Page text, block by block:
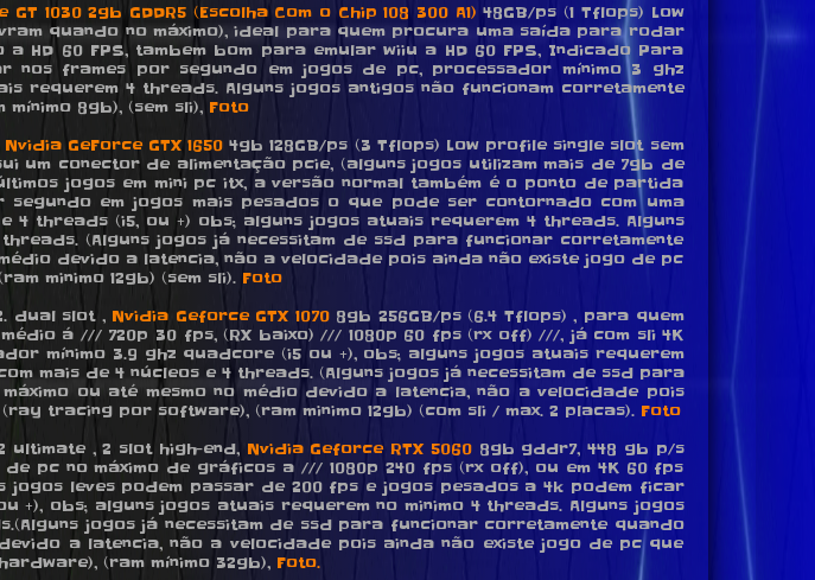
GT 1030 2gb GDDR5 (Escolha Com o Chip 108 300 A1) 48GB/ps (1 Tflops) Low
quando no máximo), ideal para quem procura uma saída para rodar
60 FPS, tambem bom para emular wiiu a HD 60 FPS, Indicado Para
nos frames por segundo em jogos de pc, processador mínimo 3 ghz
requerem 4 threads. Alguns jogos antigos não funcionam corretamente
8gb), (sem sli), Foto
Nvidia GeForce GTX 1650 4gb 128GB/ps (3 Tflops) Low profile single slot sem
um conector de alimentação pcie, (alguns jogos utilizam mais de 7gb de
jogos em mini pc itx, a versão normal também é o ponto de partida
em jogos mais pesados o que pode ser contornado com uma
threads (i5, ou +) obs; alguns jogos atuais requerem 4 threads. Alguns
(Alguns jogos já necessitam de ssd para funcionar corretamente
devido a latencia, não a velocidade pois ainda não existe jogo de pc
minimo 12gb) (sem sli). Foto
dual slot , Nvidia Geforce GTX 10708gb 256GB/ps (6.4 Tflops) , para quem
á /// 720p 30 fps, (RX baixo) /// 1080p 60 fps (rx off) ///, já com sli 4K
mínimo 3.9 ghz quadcore (i5 ou +), obs; alguns jogos atuais requerem
mais de 4 núcleos e 4 threads. (Alguns jogos já necessitam de ssd para
ou até mesmo no médio devido a latencia, não a velocidade pois
tracing por software), (ram minimo 12gb) (com sli / max. 2 placas). Foto
ultimate , 2 slot high-end, Nvidia Geforce RTX 50608gb gddr7, 448 gb p/s
pc no máximo de gráficos a /// 1080p 240 fps (rx off), ou em 4K 60 fps
leves podem passar de 200 fps e jogos pesados a 4k podem ficar
+), obs; alguns jogos atuais requerem no minimo 4 threads. Alguns jogos
jogos já necessitam de ssd para funcionar corretamente quando
a latencia, não a velocidade pois ainda não existe jogo de pc que
(ram mínimo 32gb), Foto.